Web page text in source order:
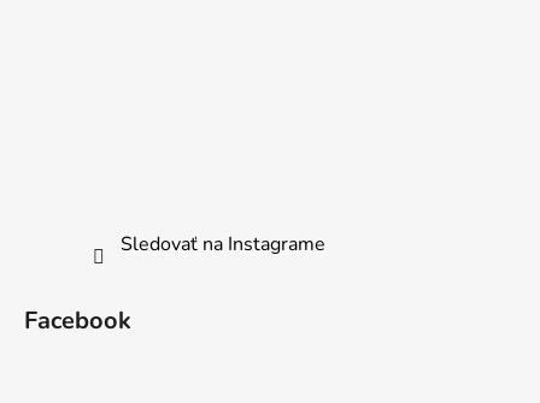
Sledovať na Instagrame
Facebook